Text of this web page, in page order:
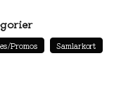
artwork och
på ett promo-
Promos Samlarkort